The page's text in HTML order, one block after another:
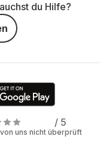
du Hilfe?
/ 5
uns nicht überprüft